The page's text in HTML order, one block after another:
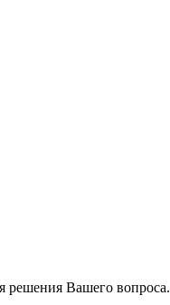
решения Вашего вопроса.